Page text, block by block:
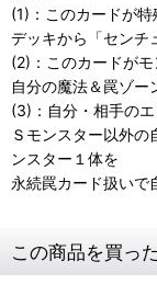
(1)：このカードが特
デッキから「センチ
(2)：このカードがモ
自分の魔法＆罠ゾー
(3)：自分・相手のエ
Ｓモンスター以外
ンスター１体を
永続罠カード扱いで
この商品を買っ